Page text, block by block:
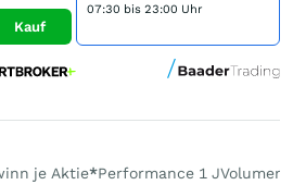
Kauf
07:30 bis 23:00 Uhr
je Aktie*Performance 1 JVolumen